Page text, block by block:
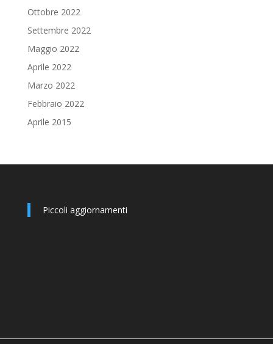
Ottobre 2022
Settembre 2022
Maggio 2022
Aprile 2022
Marzo 2022
Febbraio 2022
Aprile 2015
Piccoli aggiornamenti